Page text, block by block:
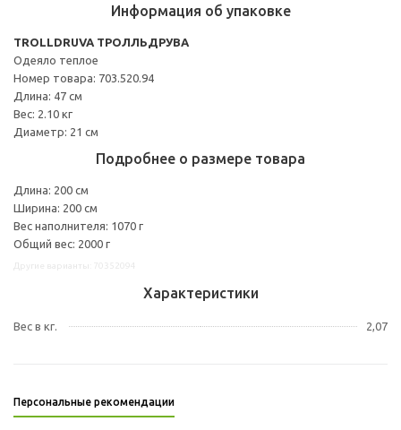
Информация об упаковке
TROLLDRUVA ТРОЛЛЬДРУВА
Одеяло теплое
Номер товара: 703.520.94
Длина: 47 см
Вес: 2.10 кг
Диаметр: 21 см
Подробнее о размере товара
Длина: 200 см
Ширина: 200 см
Вес наполнителя: 1070 г
Общий вес: 2000 г
Характеристики
Вес в кг. 2,07
Персональные рекомендации